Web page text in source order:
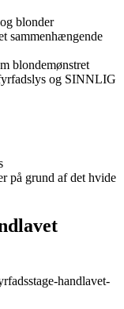
blonder
sammenhængende
blondemønstret
og SINNLIG
på grund af det hvide
handlavet-